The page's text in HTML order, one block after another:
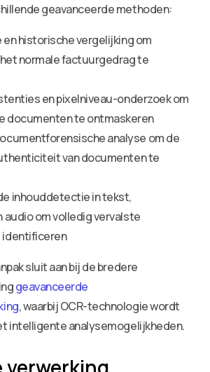
geavanceerde methoden:
historische vergelijking om
normale factuurgedrag te
en pixelniveau-onderzoek om
documenten te ontmaskeren
analyse om de
van documenten te
inhouddetectie in tekst,
audio om volledig vervalste
sluit aan bij de bredere
geavanceerde
, waarbij OCR-technologie wordt
intelligente analysemogelijkheden.